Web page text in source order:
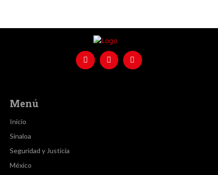
Menú
Inicio
Sinaloa
Seguridad y Justicia
México